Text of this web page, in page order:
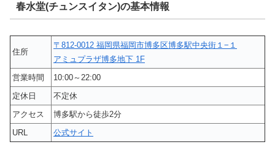
春水堂(チュンスイタン)の基本情報
住所
〒812-0012 福岡県福岡市博多区博多駅中央街１−１
アミュプラザ博多地下 1F
営業時間
10:00～22:00
定休日
不定休
アクセス
博多駅から徒歩2分
URL
公式サイト